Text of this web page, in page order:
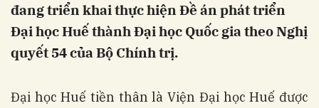
đang triển khai thực hiện Đề án phát triển
Đại học Huế thành Đại học Quốc gia theo Nghị
quyết 54 của Bộ Chính trị.
Đại học Huế tiền thân là Viện Đại học Huế được